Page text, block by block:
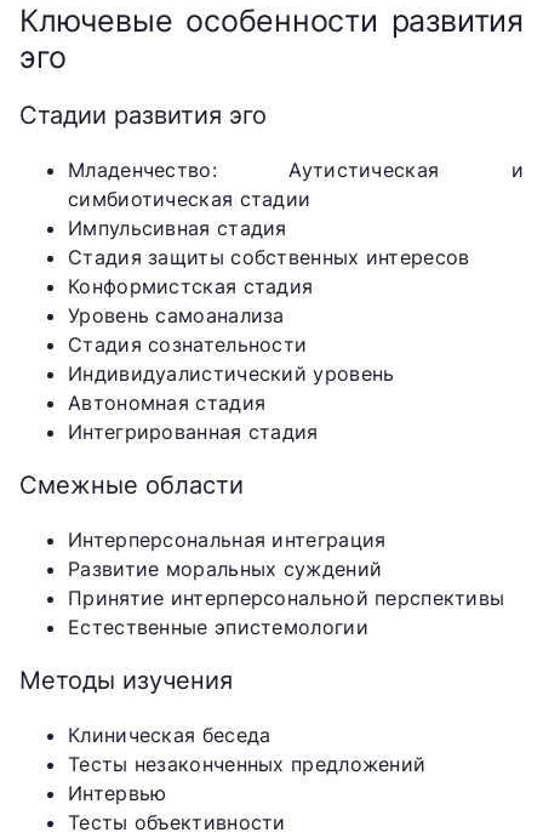
Ключевые особенности развития
эго
Стадии развития эго
Младенчество: Аутистическая и
симбиотическая стадии
Импульсивная стадия
Стадия защиты собственных интересов
Конформистская стадия
Уровень самоанализа
Стадия сознательности
Индивидуалистический уровень
Автономная стадия
Интегрированная стадия
Смежные области
Интерперсональная интеграция
Развитие моральных суждений
Принятие интерперсональной перспективы
Естественные эпистемологии
Методы изучения
Клиническая беседа
Тесты незаконченных предложений
Интервью
Тесты объективности